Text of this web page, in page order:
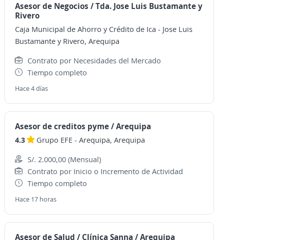
Asesor de Negocios / Tda. Jose Luis Bustamante y
Rivero
Caja Municipal de Ahorro y Crédito de Ica - Jose Luis
Bustamante y Rivero, Arequipa
Contrato por Necesidades del Mercado
Tiempo completo
Hace 4 días
Asesor de creditos pyme / Arequipa
4.3 Grupo EFE - Arequipa, Arequipa
S/. 2.000,00 (Mensual)
Contrato por Inicio o Incremento de Actividad
Tiempo completo
Hace 17 horas
Asesor de Salud / Clínica Sanna / Arequipa